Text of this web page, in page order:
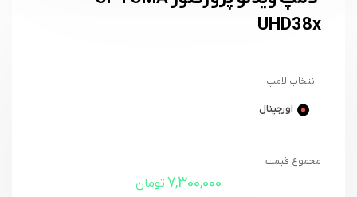
UHD38x
انتخاب لامپ:
اورجینال
مجموع قیمت
7,300,000 تومان